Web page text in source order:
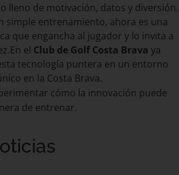
lleno de motivación, datos y diversión.
simple entrenamiento, ahora es una
que engancha al jugador y lo invita a
el Club de Golf Costa Brava ya
tecnología puntera en un entorno
en la Costa Brava.
cómo la innovación puede
de entrenar.